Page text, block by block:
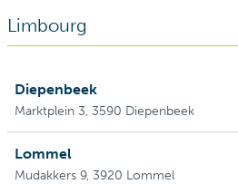
Limbourg
Diepenbeek
Marktplein 3, 3590 Diepenbeek
Lommel
Mudakkers 9, 3920 Lommel